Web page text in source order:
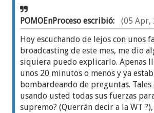
(05 Apr,
POMOEnProceso escribió:
Hoy escuchando de lejos con unos
broadcasting de este mes, me dio
siquiera puedo explicarlo. Apenas
unos 20 minutos o menos y ya
bombardeando de preguntas. Tales
usando usted todas sus fuerzas
supremo? (Querrán decir a la WT